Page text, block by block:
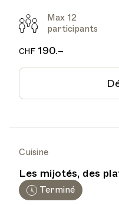
Participants
Max 12
participants
CHF190.–
Cuisine
Les mijotés, des
Terminé